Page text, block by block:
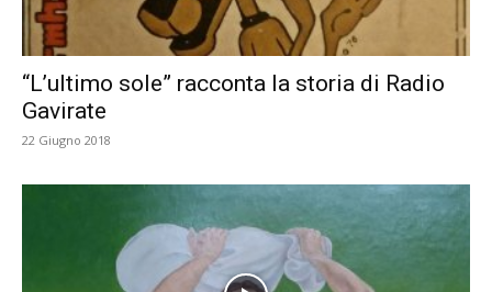
“L’ultimo sole” racconta la storia di Radio
Gavirate
22 Giugno 2018